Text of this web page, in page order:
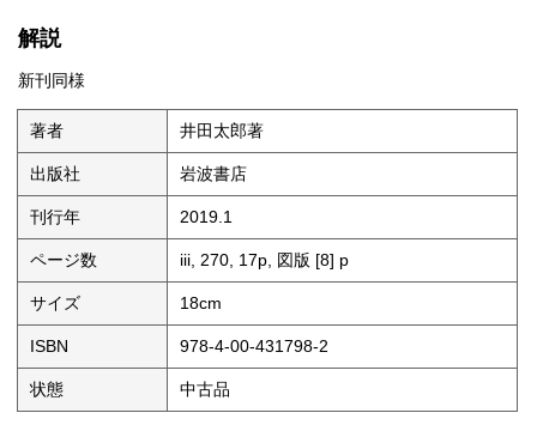
解説
新刊同様
著者 井田太郎著
出版社 岩波書店
刊行年 2019.1
ページ数 iii, 270, 17p, 図版 [8] p
サイズ 18cm
ISBN 978-4-00-431798-2
状態 中古品